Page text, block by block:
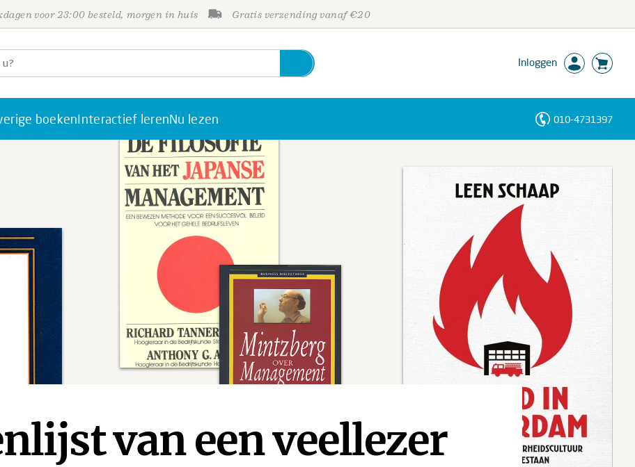
voor 23:00 besteld, morgen in huis Gratis verzending vanaf €20
Inloggen
boekenInteractief lerenNu lezen 010-4731397
van een veellezer
Personen